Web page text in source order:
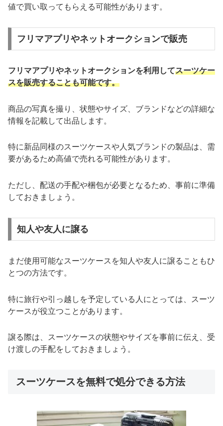
値で買い取ってもらえる可能性があります。
フリマアプリやネットオークションで販売
フリマアプリやネットオークションを利用してスーツケー
スを販売することも可能です。
商品の写真を撮り、状態やサイズ、ブランドなどの詳細な
情報を記載して出品します。
特に新品同様のスーツケースや人気ブランドの製品は、需
要があるため高値で売れる可能性があります。
ただし、配送の手配や梱包が必要となるため、事前に準備
しておきましょう。
知人や友人に譲る
まだ使用可能なスーツケースを知人や友人に譲ることもひ
とつの方法です。
特に旅行や引っ越しを予定している人にとっては、スーツ
ケースが役立つことがあります。
譲る際は、スーツケースの状態やサイズを事前に伝え、受
け渡しの手配をしておきましょう。
スーツケースを無料で処分できる方法